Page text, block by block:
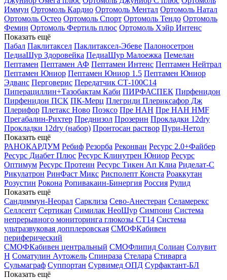
Иммун Ортомоль Кардио Ортомоль Ментал Ортомоль Натал
Ортомоль Остео Ортомоль Спорт Ортомоль Тендо Ортомоль
Фемин Ортомоль Фертиль плюс Ортомоль Хэйр Интенс
Показать ещё
Пабал Паклитаксел Паклитаксел-Эбеве Палоносетрон
ПедиаШур Здоровейка ПедиаШур Малоежка Пемелан
Пептамен Пептамен АФ Пептамен Интенс Пептамен Нейтрал
Пептамен Юниор Пептамен Юниор 1.5 Пептамен Юниор
Эдванс Перговерис Передатчик СТ-100С14
Пиперациллин+Тазобактам Каби ПИРФАСПЕК Пирфенидон
Пирфенидон ПСК ПК-Мерц Плегриди Плериксафор Дж
Плерифор Плетакс Ново Поэксо Пре НАН Пре НАН HMF
Прегабалин-Рихтер Преднизол Прозерин Прокладки 12dry
Прокладки 12dry (набор) Пронтосан раствор Пури-Нетол
Показать ещё
РАНОКАРДУМ Ребиф Резорба Реконван Ресурс 2.0+Файбер
Ресурс Диабет Плюс Ресурс Клинутрен Юниор Ресурс
Оптимум Ресурс Протеин Ресурс Тикен Ап Клиа Риделат-С
Рикулатрон РинФаст Микс Рисполепт Конста Роаккутан
Розустин Рокона Ропивакаин-Бинергия Россия Рулид
Показать ещё
Сандиммун-Неорал Сарклиза Сево-Анестеран Селамерекс
Селлсепт Сертикан Симилак НеоШур Симпони Система
непрерывного мониторинга глюкозы СТ14 Система
ультразвуковая допплеровская СМОФКабивен
периферический
СМОФКабивен центральный СМОФлипид Солиан Солувит
Н Соматулин Аутожель Спинраза Стелара Стиварга
Сульмаграф Суппортан Сурвимед ОПД Сурфактант-БЛ
Показать ещё